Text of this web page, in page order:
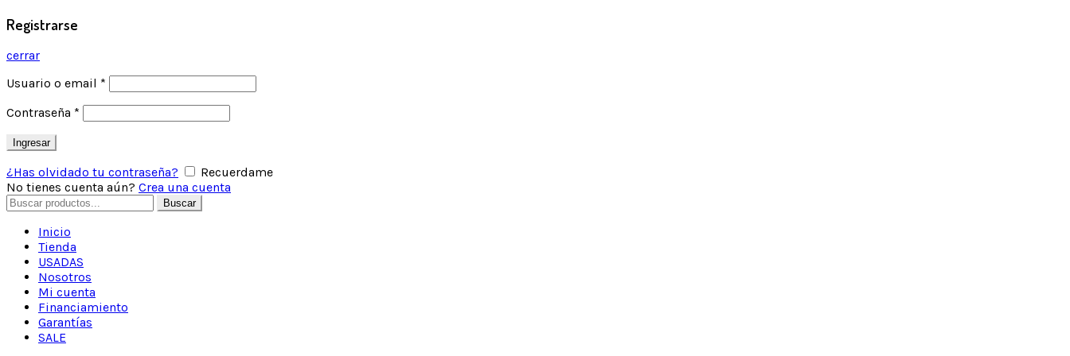
Registrarse
cerrar
Usuario o email *
Contraseña *
Ingresar
¿Has olvidado tu contraseña?
Recuerdame
No tienes cuenta aún? Crea una cuenta
Buscar
Inicio
Tienda
USADAS
Nosotros
Mi cuenta
Financiamiento
Garantías
SALE